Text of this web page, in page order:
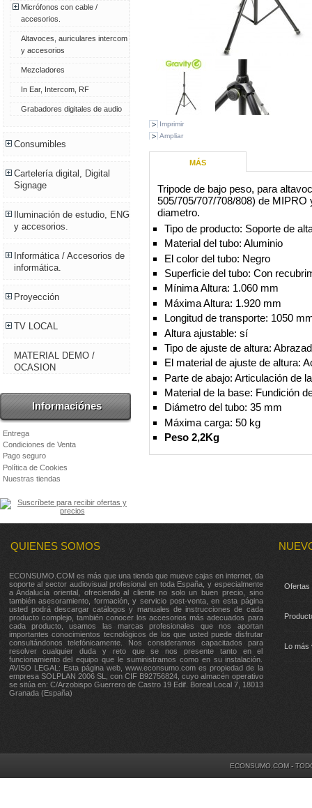
Micrófonos con cable /
accesorios.
Altavoces, auriculares intercom
y accesorios
Mezcladores
In Ear, Intercom, RF
Grabadores digitales de audio
Consumibles
Cartelería digital, Digital
Signage
Iluminación de estudio, ENG
y accesorios.
Informática / Accesorios de
informática.
Proyección
TV LOCAL
MATERIAL DEMO /
OCASION
Informaciónes
Entrega
Condiciones de Venta
Pago seguro
Política de Cookies
Nuestras tiendas
Imprimir
Ampliar
MÁS
Tripode de bajo peso, para
505/705/707/708/808) de
diametro.
Tipo de producto: Soporte de
Material del tubo: Aluminio
El color del tubo: Negro
Superficie del tubo: Con
Mínima Altura: 1.060 mm
Máxima Altura: 1.920 mm
Longitud de transporte: 1050
Altura ajustable: sí
Tipo de ajuste de altura:
El material de ajuste de altura:
Parte de abajo: Articulación de
Material de la base: Fundición
Diámetro del tubo: 35 mm
Máxima carga: 50 kg
Peso 2,2Kg
QUIENES SOMOS
ECONSUMO.COM es más que una tienda que mueve cajas en internet, da
soporte al sector audiovisual profesional en toda España, y especialmente
a Andalucía oriental, ofreciendo al cliente no solo un buen precio, sino
también asesoramiento, formación, y servicio post-venta, en esta página
usted podrá descargar catálogos y manuales de instrucciones de cada
producto complejo, también conocer los accesorios más adecuados para
cada producto, usamos las marcas profesionales que nos aportan
importantes conocimientos tecnológicos de los que usted puede disfrutar
consultándonos telefónicamente. Nos consideramos capacitados para
resolver cualquier duda y reto que se nos presente tanto en el
funcionamiento del equipo que le suministramos como en su instalación.
AVISO LEGAL: Esta página web, www.econsumo.com es propiedad de la
empresa SOLPLAN 2006 SL, con CIF B92756824, cuyo almacén operativo
se sitúa en: C/Arzobispo Guerrero de Castro 19 Edif. Boreal Local 7, 18013
Granada (España)
Ofertas
Lo
ECONSUMO.COM -